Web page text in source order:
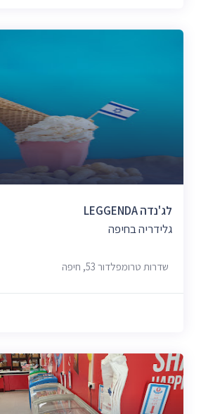
לג'נדה LEGGENDA
גלידריה בחיפה
שדרות טרומפלדור 53, חיפה